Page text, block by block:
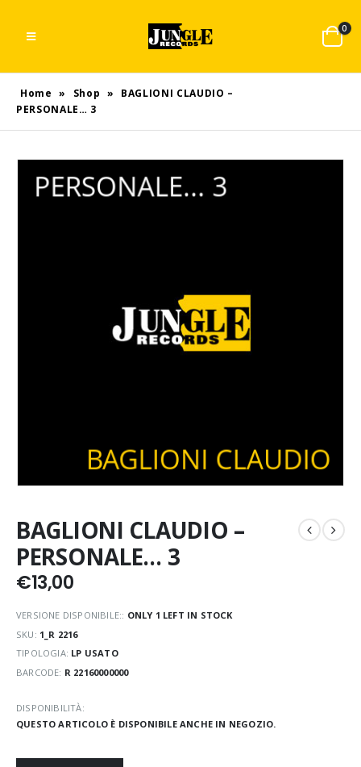
0
Home » Shop »
BAGLIONI CLAUDIO –
PERSONALE… 3
BAGLIONI CLAUDIO –
PERSONALE… 3
€13,00
VERSIONE DISPONIBILE:: ONLY 1 LEFT IN STOCK
SKU: 1_R 2216
TIPOLOGIA: LP USATO
BARCODE: R 22160000000
DISPONIBILITÀ:
QUESTO ARTICOLO È DISPONIBILE ANCHE IN NEGOZIO.